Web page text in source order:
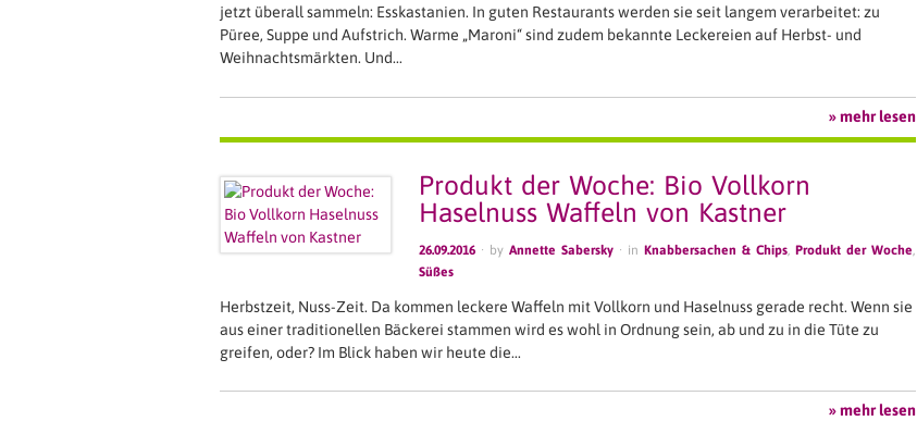
jetzt überall sammeln: Esskastanien. In guten Restaurants werden sie seit langem verarbeitet: zu
Püree, Suppe und Aufstrich. Warme „Maroni“ sind zudem bekannte Leckereien auf Herbst- und
Weihnachtsmärkten. Und…
» mehr lesen
Produkt der Woche: Bio Vollkorn
Haselnuss Waffeln von Kastner
26.09.2016 · by Annette Sabersky · in Knabbersachen & Chips Produkt der Woche
Süßes
Herbstzeit, Nuss-Zeit. Da kommen leckere Waffeln mit Vollkorn und Haselnuss gerade recht. Wenn sie
aus einer traditionellen Bäckerei stammen wird es wohl in Ordnung sein, ab und zu in die Tüte zu
greifen, oder? Im Blick haben wir heute die…
» mehr lesen